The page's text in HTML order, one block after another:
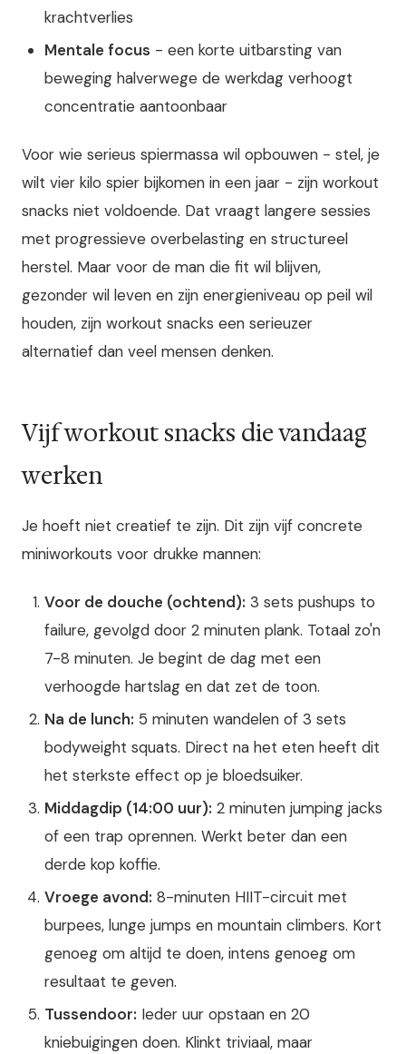
krachtverlies
Mentale focus - een korte uitbarsting van
beweging halverwege de werkdag verhoogt
concentratie aantoonbaar
Voor wie serieus spiermassa wil opbouwen - stel, je
wilt vier kilo spier bijkomen in een jaar - zijn workout
snacks niet voldoende. Dat vraagt langere sessies
met progressieve overbelasting en structureel
herstel. Maar voor de man die fit wil blijven,
gezonder wil leven en zijn energieniveau op peil wil
houden, zijn workout snacks een serieuzer
alternatief dan veel mensen denken.
Vijf workout snacks die vandaag
werken
Je hoeft niet creatief te zijn. Dit zijn vijf concrete
miniworkouts voor drukke mannen:
Voor de douche (ochtend): 3 sets pushups to
failure, gevolgd door 2 minuten plank. Totaal zo'n
7-8 minuten. Je begint de dag met een
verhoogde hartslag en dat zet de toon.
Na de lunch: 5 minuten wandelen of 3 sets
bodyweight squats. Direct na het eten heeft dit
het sterkste effect op je bloedsuiker.
Middagdip (14:00 uur): 2 minuten jumping jacks
of een trap oprennen. Werkt beter dan een
derde kop koffie.
Vroege avond: 8-minuten HIIT-circuit met
burpees, lunge jumps en mountain climbers. Kort
genoeg om altijd te doen, intens genoeg om
resultaat te geven.
Tussendoor: Ieder uur opstaan en 20
kniebuigingen doen. Klinkt triviaal, maar